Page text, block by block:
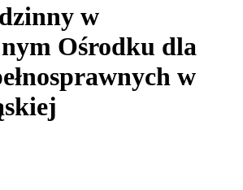
w
Ośrodku dla
w